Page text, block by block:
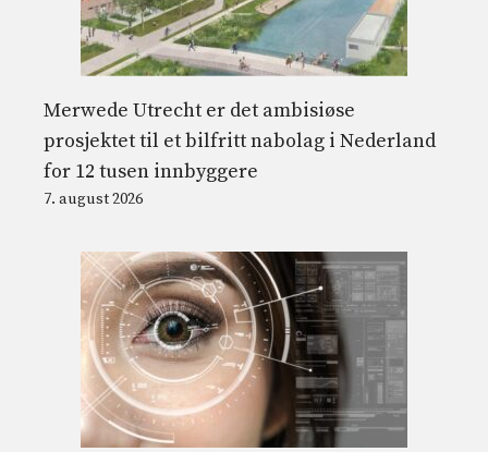
Merwede Utrecht er det ambisiøse
prosjektet til et bilfritt nabolag i Nederland
for 12 tusen innbyggere
7. august 2026